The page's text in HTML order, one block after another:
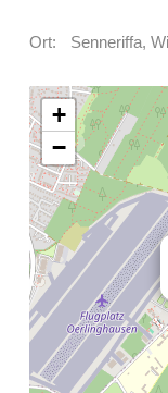
Ort: Senneriffa,
+
−